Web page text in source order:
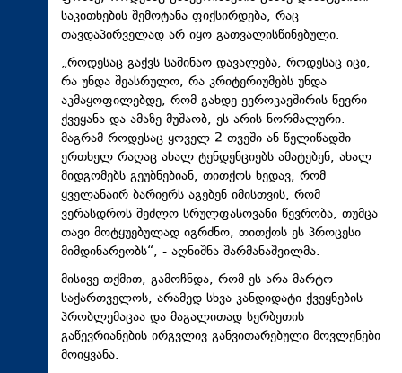
საკითხების შემოტანა ფიქსირდება, რაც
თავდაპირველად არ იყო გათვალისწინებული.
„როდესაც გაქვს საშინაო დავალება, როდესაც იცი,
რა უნდა შეასრულო, რა კრიტერიუმებს უნდა
აკმაყოფილებდე, რომ გახდე ევროკავშირის წევრი
ქვეყანა და ამაზე მუშაობ, ეს არის ნორმალური.
მაგრამ როდესაც ყოველ 2 თვეში ან წელიწადში
ერთხელ რაღაც ახალ ტენდენციებს ამატებენ, ახალ
მიდგომებს გეუბნებიან, თითქოს ხედავ, რომ
ყველანაირ ბარიერს აგებენ იმისთვის, რომ
ვერასდროს შეძლო სრულფასოვანი წევრობა, თუმცა
თავი მოტყუებულად იგრძნო, თითქოს ეს პროცესი
მიმდინარეობს“, - აღნიშნა შარმანაშვილმა.
მისივე თქმით, გამოჩნდა, რომ ეს არა მარტო
საქართველოს, არამედ სხვა კანდიდატი ქვეყნების
პრობლემაცაა და მაგალითად სერბეთის
გაწევრიანების ირგვლივ განვითარებული მოვლენები
მოიყვანა.